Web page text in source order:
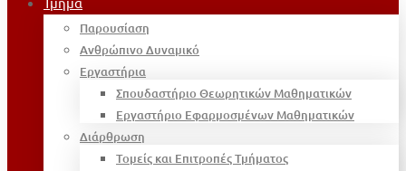
Παρουσίαση
Ανθρώπινο Δυναμικό
Εργαστήρια
Σπουδαστήριο Θεωρητικών Μαθηματικών
Εργαστήριο Εφαρμοσμένων Μαθηματικών
Διάρθρωση
Τομείς και Επιτροπές Τμήματος